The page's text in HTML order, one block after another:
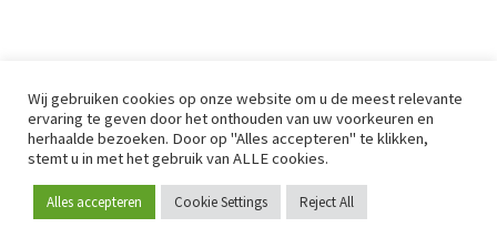
Word lid
Wij gebruiken cookies op onze website om u de meest relevante
ervaring te geven door het onthouden van uw voorkeuren en
herhaalde bezoeken. Door op "Alles accepteren" te klikken,
stemt u in met het gebruik van ALLE cookies.
Alles accepteren Cookie Settings Reject All